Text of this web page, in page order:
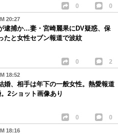
0 0
20:27
逮捕か…妻・宮崎麗果にDV疑惑、保
たと女性セブン報道で波紋
0 2
18:52
婚、相手は年下の一般女性。熱愛報道
2ショット画像あり
0 0
18:16